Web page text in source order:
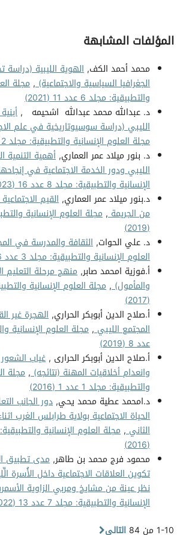
المؤلفات المشابهة
محمد أحمد الكف, الهوية الليبية
الجغرافيا السياسية والاجتماعية), مجلة
والتطبيقية: مجلد 6 عدد 11 (2021)
د. عبدالله محمد عبدالله اشحيمه ,
الليبي (دراسة سوسيوتاريخية في علم
مجلة العلوم الإنسانية والتطبيقية: مجلد 2 عدد 3 (2017)
د. بنور ميلاد عمر العماري, أهمية التنمية
الليبي ودور الخدمة الاجتماعية في
الإنسانية والتطبيقية: مجلد 8 عدد 16 (2023)
د.بنور ميلاد عمر العماري, القيم
من الجريمة,
(2019)
د. علي الحوات, الثقافة والمدرسة في
العلوم الإنسانية والتطبيقية: مجلد 3 عدد 6 (2018)
أ.فوزية امحمد صابر, منهج مرحلة التعليم
والمأمول),
(2017)
أ.صلاح الدين أبوبكر الحراري, الهجرة غير
المجتمع الليبي,
عدد 8 (2019)
أ.صلاح الدين أبوبكر الحرارى , غياب
وانعدام أخلاقيات المهنة (نتائجه), مجلة
والتطبيقية: مجلد 1 عدد 1 (2016)
د.امحمد عطية محمد يحي, دور الجانب
الحياة الاجتماعية بولاية طرابلس الغرب
الثاني,
(2016)
محمود فرج محمد بن طاهر, مدى تطبيق
تكوين العلاقات الاجتماعية داخل الأُسرة
نظر عينة من مشايخ ومربي الزاوية
الإنسانية والتطبيقية: مجلد 7 عدد 13 (2022)
1-10 من 84
التالي